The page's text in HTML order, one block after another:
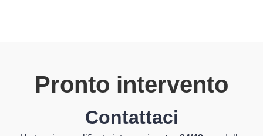
Pronto intervento
Contattaci